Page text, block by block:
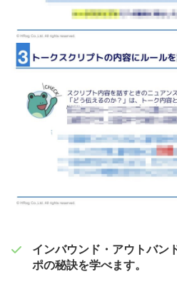
インバウンド・アウトバン
ポの秘訣を学べます。